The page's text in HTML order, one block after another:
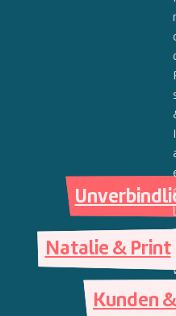
Natalie & Print
Kunden